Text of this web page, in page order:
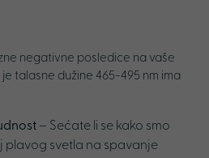
negativne posledice na vaše
talasne dužine 465-495 nm ima
– Sećate li se kako smo
plavog svetla na spavanje